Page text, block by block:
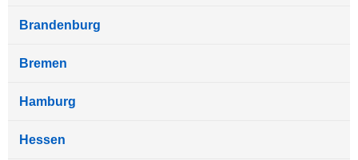
Brandenburg
Bremen
Hamburg
Hessen